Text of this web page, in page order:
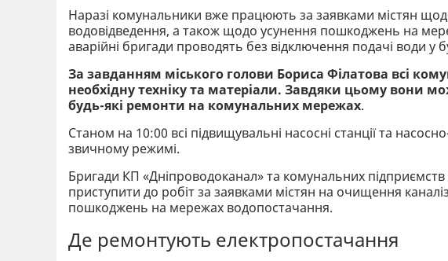
Наразі комунальники вже працюють за заявками містян
водовідведення, а також щодо усунення пошкоджень на
аварійні бригади проводять без відключення подачі води у
За завданням міського голови Бориса Філатова всі
необхідну техніку та матеріали. Завдяки цьому вони
будь-які ремонти на комунальних мережах.
Станом на 10:00 всі підвищувальні насосні станції та
звичному режимі.
Бригади КП «Дніпроводоканал» та комунальних підприємств
приступити до робіт за заявками містян на очищення
пошкоджень на мережах водопостачання.
Де ремонтують електропостачання